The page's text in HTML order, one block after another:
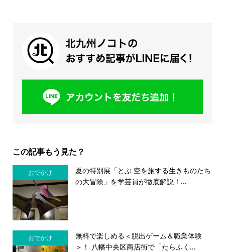
この記事もう見た？
おでかけ
夏の特別展「とぶ 空を旅する生きものたち
の大冒険」を学芸員が徹底解説！...
おでかけ
無料で楽しめる＜脱出ゲーム＆職業体験
＞！ 八幡中央区商店街で「たらふく...